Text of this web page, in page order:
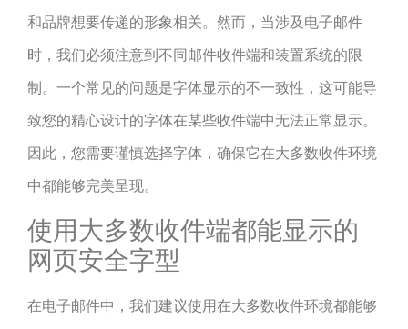
和品牌想要传递的形象相关。然而，当涉及电子邮件
时，我们必须注意到不同邮件收件端和装置系统的限
制。一个常见的问题是字体显示的不一致性，这可能导
致您的精心设计的字体在某些收件端中无法正常显示。
因此，您需要谨慎选择字体，确保它在大多数收件环境
中都能够完美呈现。
使用大多数收件端都能显示的
网页安全字型
在电子邮件中，我们建议使用在大多数收件环境都能够